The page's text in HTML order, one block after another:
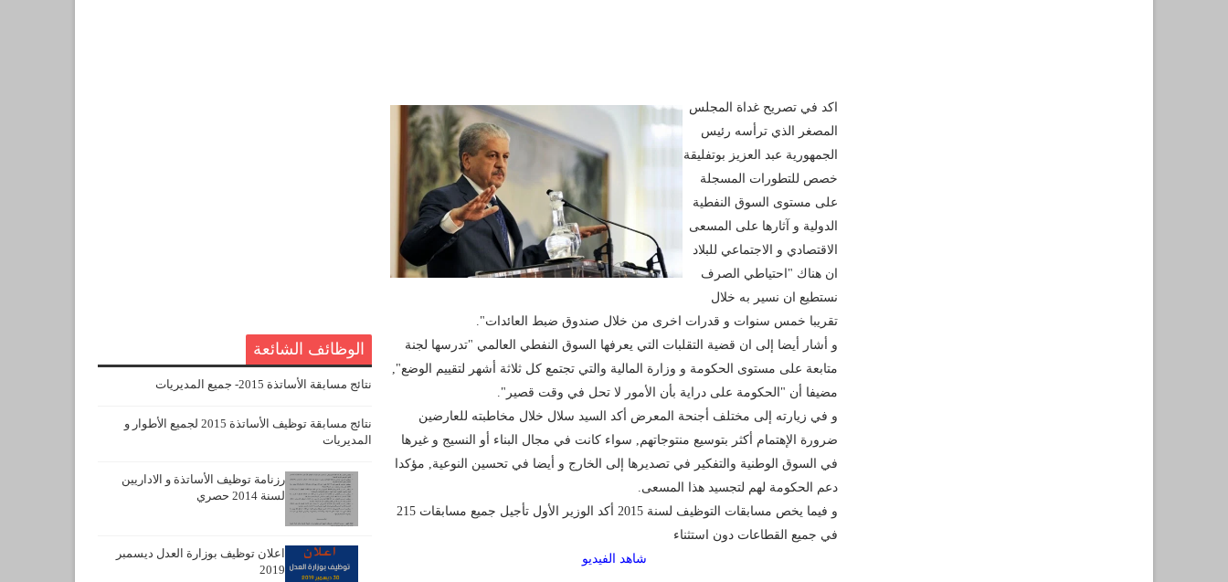
اكد في تصريح غداة المجلس
المصغر الذي ترأسه رئيس
الجمهورية عبد العزيز بوتفليقة
خصص للتطورات المسجلة
على مستوى السوق النفطية
الدولية و آثارها على المسعى
الاقتصادي و الاجتماعي للبلاد
ان هناك "احتياطي الصرف
نستطيع ان نسير به خلال
تقريبا خمس سنوات و قدرات اخرى من خلال صندوق ضبط العائدات".
و أشار أيضا إلى ان قضية التقلبات التي يعرفها السوق النفطي العالمي "تدرسها لجنة
متابعة على مستوى الحكومة و وزارة المالية والتي تجتمع كل ثلاثة أشهر لتقييم الوضع",
مضيفا أن "الحكومة على دراية بأن الأمور لا تحل في وقت قصير".
و في زيارته إلى مختلف أجنحة المعرض أكد السيد سلال خلال مخاطبته للعارضين
ضرورة الإهتمام أكثر بتوسيع منتوجاتهم, سواء كانت في مجال البناء أو النسيج و غيرها
في السوق الوطنية والتفكير في تصديرها إلى الخارج و أيضا في تحسين النوعية, مؤكدا
دعم الحكومة لهم لتجسيد هذا المسعى.
و فيما يخص مسابقات التوظيف لسنة 2015 أكد الوزير الأول تأجيل جميع مسابقات 215
في جميع القطاعات دون استثناء
شاهد الفيديو
الوظائف الشائعة
نتائج مسابقة الأساتذة 2015- جميع المديريات
نتائج مسابقة توظيف الأساتذة 2015 لجميع الأطوار و
المديريات
رزنامة توظيف الأساتذة و الاداريين
لسنة 2014 حصري
اعلان توظيف بوزارة العدل ديسمبر
2019